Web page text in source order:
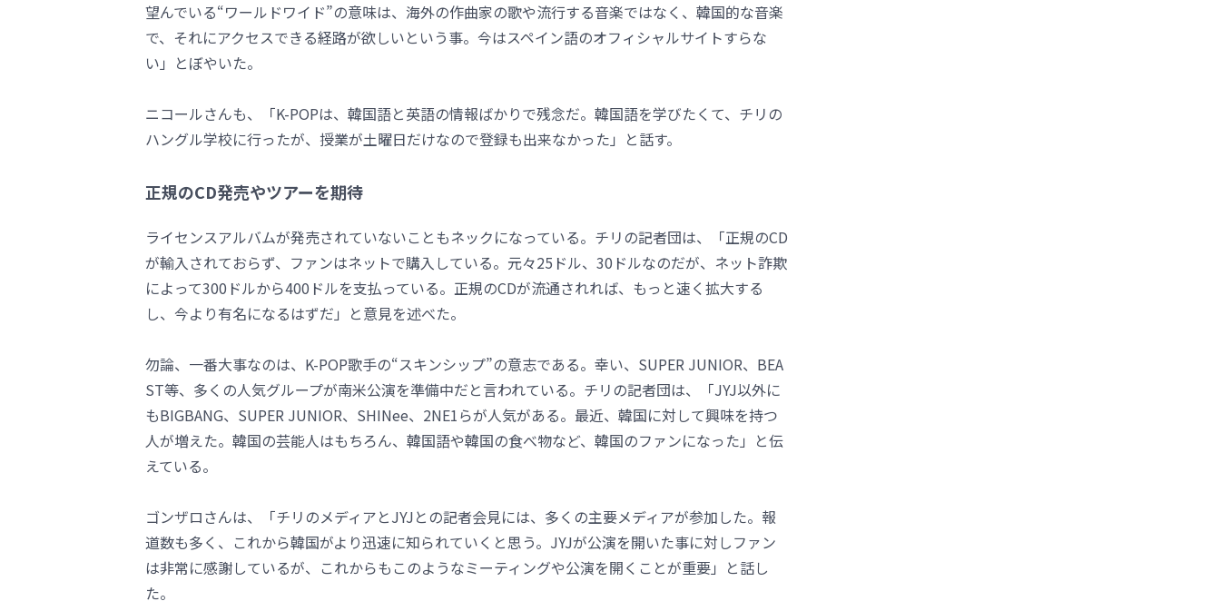
望んでいる“ワールドワイド”の意味は、海外の作曲家の歌や流行する音楽ではなく、韓国的な音楽
で、それにアクセスできる経路が欲しいという事。今はスペイン語のオフィシャルサイトすらな
い」とぼやいた。
ニコールさんも、「K-POPは、韓国語と英語の情報ばかりで残念だ。韓国語を学びたくて、チリの
ハングル学校に行ったが、授業が土曜日だけなので登録も出来なかった」と話す。
正規のCD発売やツアーを期待
ライセンスアルバムが発売されていないこともネックになっている。チリの記者団は、「正規のCD
が輸入されておらず、ファンはネットで購入している。元々25ドル、30ドルなのだが、ネット詐欺
によって300ドルから400ドルを支払っている。正規のCDが流通されれば、もっと速く拡大する
し、今より有名になるはずだ」と意見を述べた。
勿論、一番大事なのは、K-POP歌手の“スキンシップ”の意志である。幸い、SUPER JUNIOR、BEA
ST等、多くの人気グループが南米公演を準備中だと言われている。チリの記者団は、「JYJ以外に
もBIGBANG、SUPER JUNIOR、SHINee、2NE1らが人気がある。最近、韓国に対して興味を持つ
人が増えた。韓国の芸能人はもちろん、韓国語や韓国の食べ物など、韓国のファンになった」と伝
えている。
ゴンザロさんは、「チリのメディアとJYJとの記者会見には、多くの主要メディアが参加した。報
道数も多く、これから韓国がより迅速に知られていくと思う。JYJが公演を開いた事に対しファン
は非常に感謝しているが、これからもこのようなミーティングや公演を開くことが重要」と話し
た。